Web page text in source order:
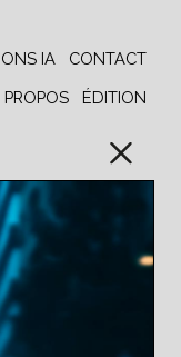
CONTACT
IA
ÉDITION
PROPOS